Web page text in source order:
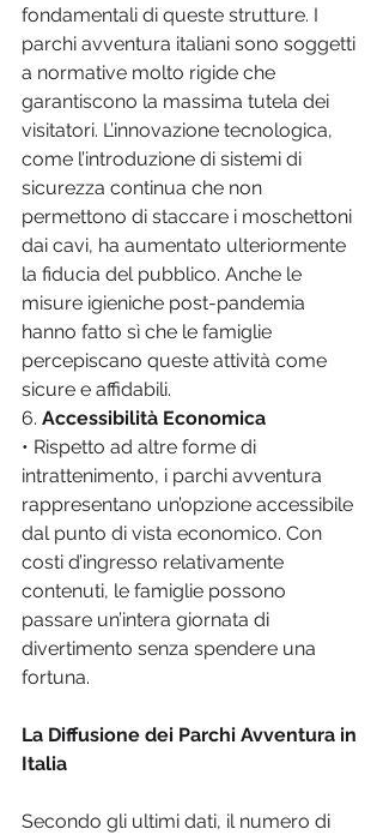
fondamentali di queste strutture. I
parchi avventura italiani sono soggetti
a normative molto rigide che
garantiscono la massima tutela dei
visitatori. L’innovazione tecnologica,
come l’introduzione di sistemi di
sicurezza continua che non
permettono di staccare i moschettoni
dai cavi, ha aumentato ulteriormente
la fiducia del pubblico. Anche le
misure igieniche post-pandemia
hanno fatto sì che le famiglie
percepiscano queste attività come
sicure e affidabili.
6. Accessibilità Economica
• Rispetto ad altre forme di
intrattenimento, i parchi avventura
rappresentano un’opzione accessibile
dal punto di vista economico. Con
costi d’ingresso relativamente
contenuti, le famiglie possono
passare un’intera giornata di
divertimento senza spendere una
fortuna.
La Diffusione dei Parchi Avventura in
Italia
Secondo gli ultimi dati, il numero di